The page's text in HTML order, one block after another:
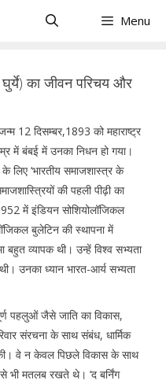
Menu
का जीवन परिचय और
12 दिसम्बर,1893 को महाराष्ट्र
में बंबई में उनका निधन हो गया।
लिए ‘भारतीय समाजशास्त्र के
की पहली पीढ़ी का
में इंडियन सोशियोलॉजिकल
बुलेटिन की स्थापना में
बहुत व्यापक थी। उन्हें विश्व सभ्यता
उनका ध्यान भारत-आर्य सभ्यता
पहलुओं जैसे जाति का विकास,
संरचना के साथ संबंध, धार्मिक
वे न केवल पिछले विकास के साथ
मतलब रखते थे। ‘द बर्निंग